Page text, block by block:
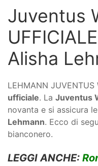
Juventus
Alisha
LEHMANN JUVENTUS
ufficiale. La Juventus
novanta e si assicura
Lehmann. Ecco di
bianconero.
LEGGI ANCHE: